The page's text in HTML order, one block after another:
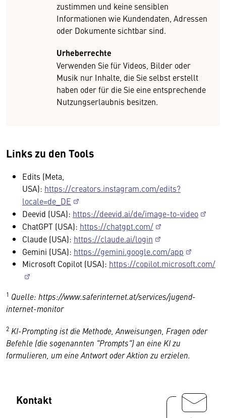
zustimmen und keine sensiblen
Informationen wie Kundendaten, Adressen
oder Dokumente sichtbar sind.
Urheberrechte
Verwenden Sie für Videos, Bilder oder
Musik nur Inhalte, die Sie selbst erstellt
haben oder für die Sie eine entsprechende
Nutzungserlaubnis besitzen.
Links zu den Tools
Edits (Meta,
USA): https://creators.instagram.com/edits?
locale=de_DE
Deevid (USA): https://deevid.ai/de/image-to-video
ChatGPT (USA): https://chatgpt.com/
Claude (USA): https://claude.ai/login
Gemini (USA): https://gemini.google.com/app
Microsoft Copilot (USA): https://copilot.microsoft.com/
1 Quelle: https://www.saferinternet.at/services/jugend-
internet-monitor
2 KI-Prompting ist die Methode, Anweisungen, Fragen oder
Befehle (die sogenannten "Prompts") an eine KI zu
formulieren, um eine Antwort oder Aktion zu erzielen.
Kontakt